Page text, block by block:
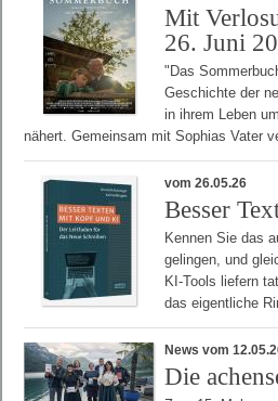
Mit
26. Juni
"Das
Geschichte der
in ihrem Leben
nähert. Gemeinsam mit Sophias Vater
vom 26.05.26
Besser
Kennen Sie das
gelingen, und
KI-Tools liefern
das eigentliche
News vom
Die